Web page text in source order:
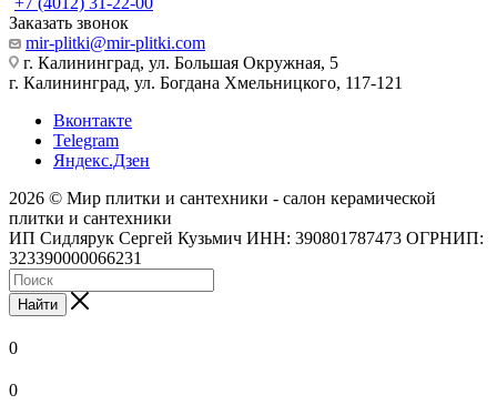
Заказать звонок
mir-plitki@mir-plitki.com
г. Калининград, ул. Большая Окружная, 5
г. Калининград, ул. Богдана Хмельницкого, 117-121
Вконтакте
Telegram
Яндекс.Дзен
2026 © Мир плитки и сантехники - салон керамической
плитки и сантехники
ИП Сидлярук Сергей Кузьмич ИНН: 390801787473 ОГРНИП:
323390000066231
Найти
0
0